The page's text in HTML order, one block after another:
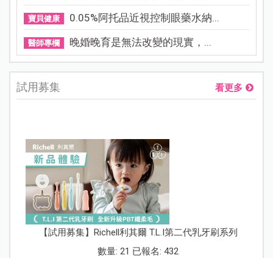
寶貝健康 0.05%阿托品近視控制眼藥水納...
醫師專欄 晚婚晚育是無法改變的現實，...
試用募集 看更多
【試用募集】Richell利其爾 T.L.I第二代乳牙刷系列
數量: 21 已報名: 432